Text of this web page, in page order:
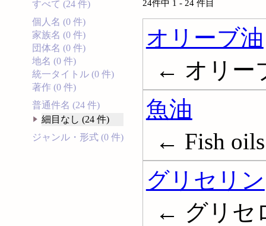
すべて (24 件)
個人名 (0 件)
家族名 (0 件)
団体名 (0 件)
地名 (0 件)
統一タイトル (0 件)
著作 (0 件)
普通件名 (24 件)
細目なし (24 件)
ジャンル・形式 (0 件)
24件中 1 - 24 件目
オリーブ油
← オリー
魚油
← Fish oils
グリセリン
← グリセ